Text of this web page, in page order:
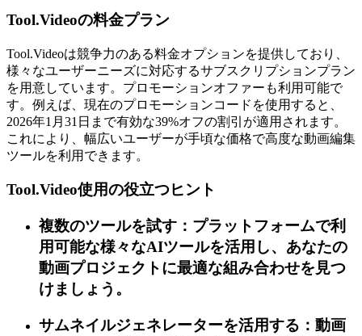
Tool.Videoの料金プラン
Tool.Videoは競争力のある料金オプションを提供しており、
様々なユーザーニーズに対応するサブスクリプションプラン
を用意しています。プロモーションオファーも利用可能で
す。例えば、現在のプロモーションコードを使用すると、
2026年1月31日まで有効な39%オフの割引が適用されます。
これにより、幅広いユーザーが手頃な価格で高度な動画編集
ツールを利用できます。
Tool.Video使用の役立つヒント
複数のツールを試す：プラットフォームで利
用可能な様々なAIツールを活用し、あなたの
動画プロジェクトに最適な組み合わせを見つ
けましょう。
サムネイルジェネレーターを活用する：動画